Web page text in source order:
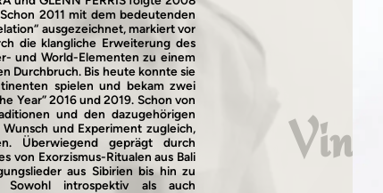
Vinyl
2011 mit dem bedeutenden
ausgezeichnet, markiert vor
die klangliche Erweiterung des
und World-Elementen zu einem
Durchbruch. Bis heute konnte sie
spielen und bekam zwei
Year” 2016 und 2019. Schon von
und den dazugehörigen
und Experiment zugleich,
Überwiegend geprägt durch
von Exorzismus-Ritualen aus Bali
aus Sibirien bis hin zu
Sowohl introspektiv als auch